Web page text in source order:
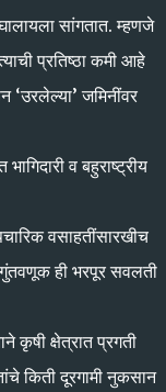
सांगतात. म्हणजे
प्रतिष्ठा कमी आहे
‘उरलेल्या’ जमिनींवर
व बहुराष्ट्रीय
वसाहतींसारखीच
गुंतवणूक ही भरपूर सवलती
कृषी क्षेत्रात प्रगती
किती दूरगामी नुकसान